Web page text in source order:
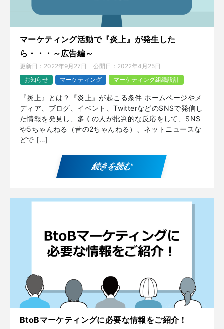
マーケティング活動で『炎上』が発生した
ら・・・～広告編～
更新日： 2022年9月27日 公開日： 2022年4月25日
お知らせ
マーケティング マーケティング組織設計
『炎上』とは？『炎上』が起こる条件 ホームページやメ
ディア、ブログ、イベント、TwitterなどのSNSで発信し
た情報を発見し、多くの人が批判的な反応をして、SNS
や5ちゃんねる（昔の2ちゃんねる）、ネットニュースな
どで […]
続きを読む
BtoBマーケティングに必要な情報をご紹介！